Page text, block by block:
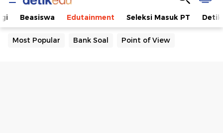
Beasiswa Edutainment Seleksi Masuk PT
Most Popular Bank Soal Point of View